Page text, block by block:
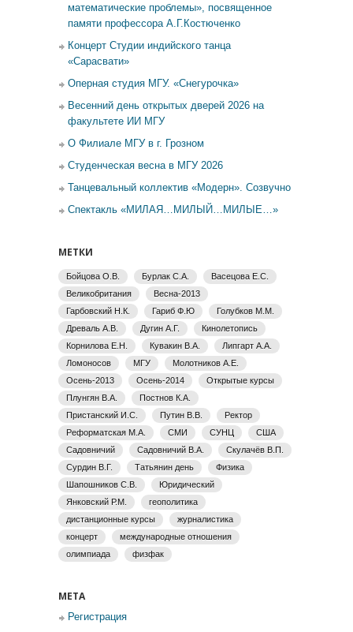
математические проблемы», посвященное
памяти профессора А.Г.Костюченко
Концерт Студии индийского танца
«Сарасвати»
Оперная студия МГУ. «Снегурочка»
Весенний день открытых дверей 2026 на
факультете ИИ МГУ
О Филиале МГУ в г. Грозном
Студенческая весна в МГУ 2026
Танцевальный коллектив «Модерн». Созвучно
Спектакль «МИЛАЯ…МИЛЫЙ…МИЛЫЕ…»
МЕТКИ
Бойцова О.В. Бурлак С.А.
Васецова Е.С.
Великобритания
Весна-2013
Гарбовский Н.К.
Гариб Ф.Ю
Голубков М.М.
Древаль А.В.
Дугин А.Г.
Кинолетопись
Корнилова Е.Н.
Кувакин В.А.
Липгарт А.А.
Ломоносов
МГУ
Молотников А.Е.
Осень-2013
Осень-2014
Открытые курсы
Плунгян В.А.
Постнов К.А.
Пристанский И.С.
Путин В.В.
Ректор
Реформатская М.А.
СМИ СУНЦ
США
Садовничий
Садовничий В.А.
Скулачёв В.П.
Сурдин В.Г.
Татьянин день
Физика
Шапошников С.В.
Юридический
Янковский Р.М.
геополитика
дистанционные курсы
журналистика
концерт
международные отношения
олимпиада
физфак
МЕТА
Регистрация